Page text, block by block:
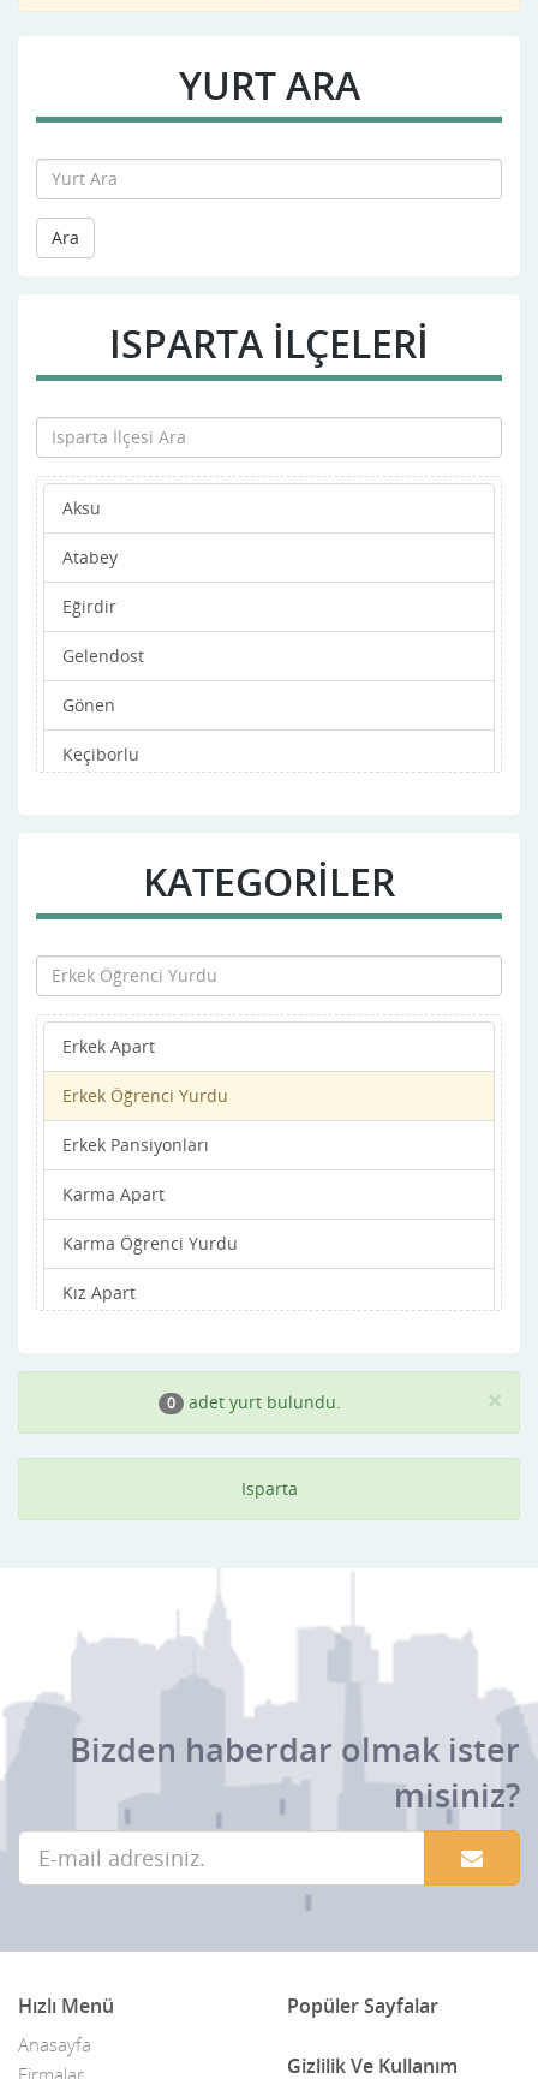
YURT ARA
Ara
ISPARTA İLÇELERİ
Aksu
Atabey
Eğirdir
Gelendost
Gönen
Keçiborlu
Sütçüler
Uluborlu
Yalvaç
Yenisarbade
KATEGORİLER
Erkek Apart
Erkek Öğrenci Yurdu
Erkek Pansiyonları
Karma Apart
Karma Öğrenci Yurdu
Kız Apart
Kız Pansiyonları ×
0 adet yurt bulundu.
Isparta
Bizden haberdar olmak ister
misiniz?
Hızlı Menü
Anasayfa
Popüler Sayfalar
Gizlilik Ve Kullanım